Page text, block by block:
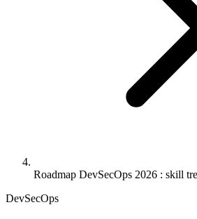
Roadmap DevSecOps 2026 : skill
DevSecOps